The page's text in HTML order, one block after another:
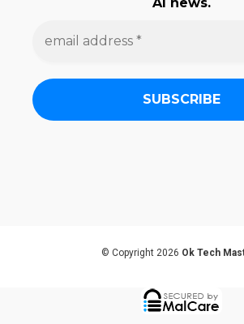
a
d
© Copyright 2026 Ok Tech